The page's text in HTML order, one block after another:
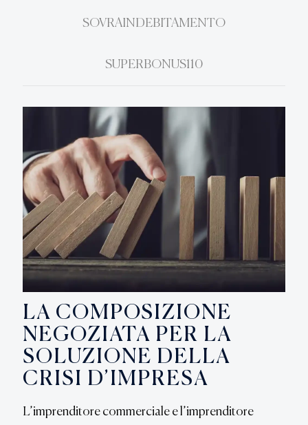
SOVRAINDEBITAMENTO
SUPERBONUS110
LA COMPOSIZIONE
NEGOZIATA PER LA
SOLUZIONE DELLA
CRISI D’IMPRESA
L’imprenditore commerciale e l’imprenditore